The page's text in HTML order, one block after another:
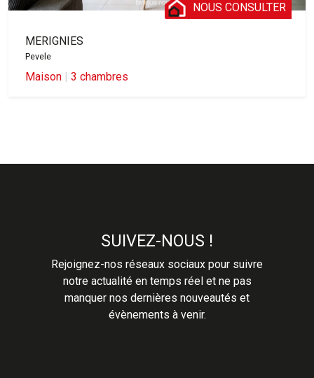
NOUS CONSULTER
MERIGNIES
Pevele
Maison | 3 chambres
SUIVEZ-NOUS !
Rejoignez-nos réseaux sociaux pour suivre
notre actualité en temps réel et ne pas
manquer nos dernières nouveautés et
évènements à venir.